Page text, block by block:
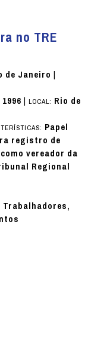
no TRE
de Janeiro |
1996| LOCAL: Rio de
Papel
registro de
vereador da
Regional